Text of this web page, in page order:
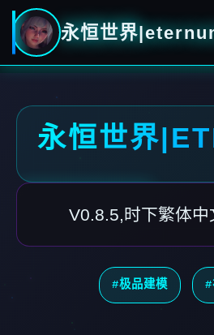
永恒世界
永恒世界
V0.8.5,时下繁体中
#极品建模 #